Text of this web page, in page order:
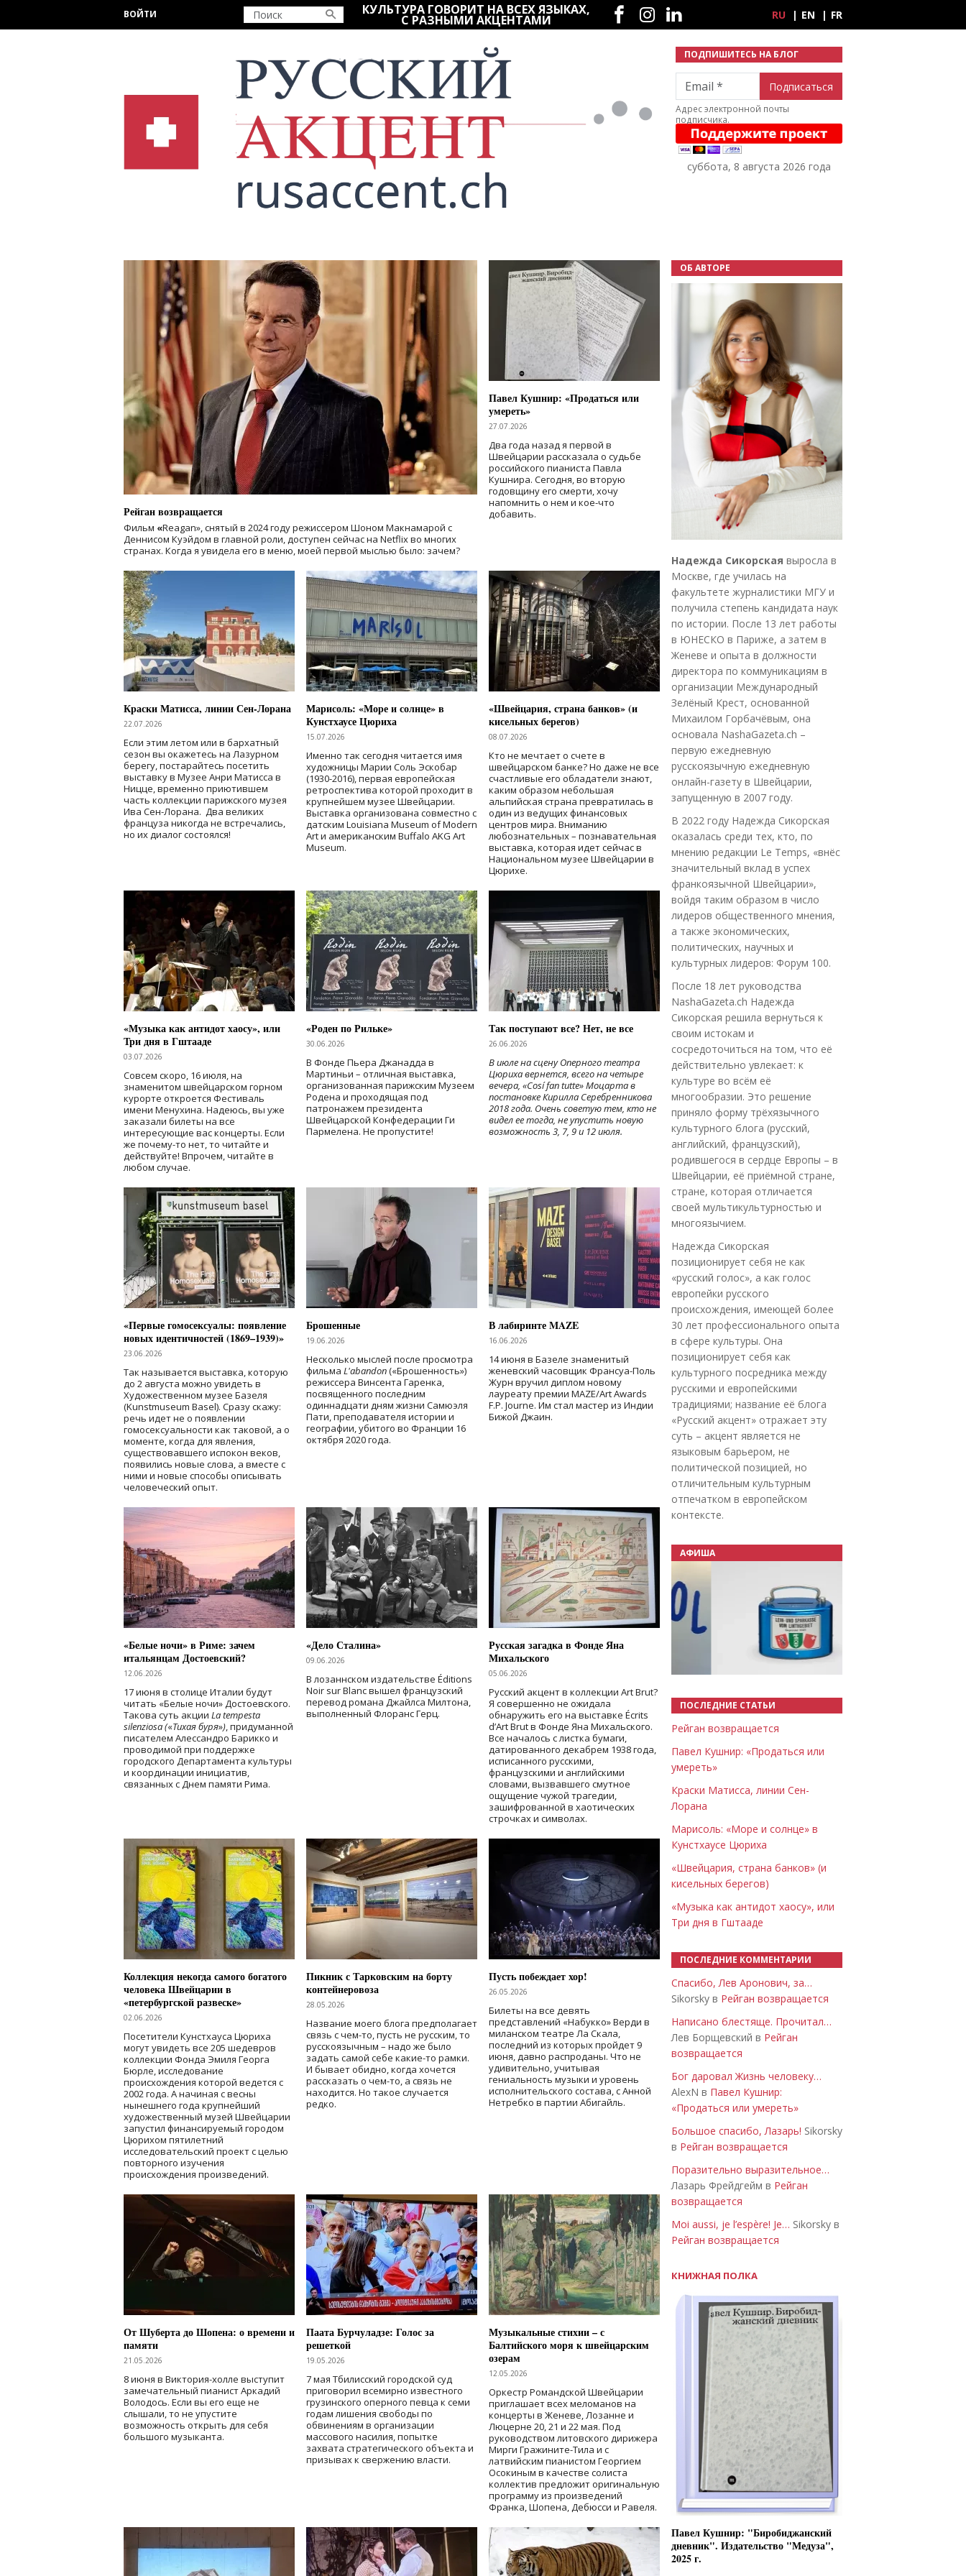
ВОЙТИ КУЛЬТУРА ГОВОРИТ НА ВСЕХ ЯЗЫКАХ,
С РАЗНЫМИ АКЦЕНТАМИ
Социальные сети
RU EN FR
ПОДПИШИТЕСЬ НА БЛОГ
Email
Адрес электронной почты
подписчика.
суббота, 8 августа 2026 года
Рейган возвращается
Фильм «Reagan», снятый в 2024 годурежиссером Шоном Макнамарой с
Деннисом Куэйдом в главной роли, доступен сейчас на Netflix во многих
странах. Когда я увидела его в меню, моей первой мыслью было: зачем?
Павел Кушнир: «Продаться или
умереть»
27.07.2026
Два года назад я первой в
Швейцарии рассказала о судьбе
российского пианиста Павла
Кушнира. Сегодня, во вторую
годовщину его смерти, хочу
напомнить о нем и кое-что
добавить.
Краски Матисса, линии Сен-Лорана
22.07.2026
Если этим летом или в бархатный
сезон вы окажетесь на Лазурном
берегу, постарайтесь посетить
выставку в Музее Анри Матисса в
Ницце, временно приютившем
часть коллекции парижского музея
Ива Сен-Лорана. Два великих
француза никогда не встречались,
но их диалог состоялся!
Марисоль: «Море и солнце» в
Кунстхаусе Цюриха
15.07.2026
Именно так сегодня читается имя
художницы Марии Соль Эскобар
(1930-2016), первая европейская
ретроспектива которой проходит в
крупнейшем музее Швейцарии.
Выставка организована совместно с
датским Louisiana Museum of Modern
Art и американским Buffalo AKG Art
Museum.
«Швейцария, страна банков» (и
кисельных берегов)
08.07.2026
Кто не мечтает о счете в
швейцарском банке? Но даже не все
счастливые его обладатели знают,
каким образом небольшая
альпийская страна превратилась в
один из ведущих финансовых
центров мира. Вниманию
любознательных – познавательная
выставка, которая идет сейчас в
Национальном музее Швейцарии в
Цюрихе.
«Музыка как антидот хаосу», или
Три дня в Гштааде
03.07.2026
Совсем скоро, 16 июля, на
знаменитом швейцарском горном
курорте откроется Фестиваль
имени Менухина. Надеюсь, вы уже
заказали билеты на все
интересующие вас концерты. Если
же почему-то нет, то читайте и
действуйте! Впрочем, читайте в
любом случае.
«Роден по Рильке»
30.06.2026
В Фонде Пьера Джанадда в
Мартиньи – отличная выставка,
организованная парижским Музеем
Родена и проходящая под
патронажем президента
Швейцарской Конфедерации Ги
Пармелена. Не пропустите!
Так поступают все? Нет, не все
26.06.2026
В июле на сцену Оперного театра
Цюриха вернется, всего на четыре
вечера, «Cosí fan tutte» Моцарта в
постановке Кирилла Серебренникова
2018 года. Очень советую тем, кто не
видел ее тогда, не упустить новую
возможность 3, 7, 9 и 12 июля.
«Первые гомосексуалы: появление
новых идентичностей (1869–1939)»
23.06.2026
Так называется выставка, которую
до 2 августа можно увидеть в
Художественном музее Базеля
(Kunstmuseum Basel). Сразу скажу:
речь идет не о появлении
гомосексуальности как таковой, а о
моменте, когда для явления,
существовавшего испокон веков,
появились новые слова, а вместе с
ними и новые способы описывать
человеческий опыт.
Брошенные
19.06.2026
Несколько мыслей после просмотра
фильма L'abandon(«Брошенность»)
режиссера Винсента Гаренка,
посвященного последним
одиннадцати дням жизни Самюэля
Пати, преподавателя истории и
географии, убитого во Франции 16
октября 2020 года.
В лабиринте MAZE
16.06.2026
14 июня в Базеле знаменитый
женевский часовщик Франсуа-Поль
Журн вручил диплом новому
лауреату премии MAZE/Art Awards
F.P. Journe. Им стал мастер из Индии
Бижой Джаин.
«Белые ночи» в Риме: зачем
итальянцам Достоевский?
12.06.2026
17 июня в столице Италии будут
читать «Белые ночи» Достоевского.
Такова суть акции La tempesta
silenziosa («Тихая буря»), придуманной
писателем Алессандро Барикко и
проводимой при поддержке
городского Департамента культуры
и координации инициатив,
связанных с Днем памяти Рима.
«Дело Сталина»
09.06.2026
В лозаннском издательстве Éditions
Noir sur Blanc вышел французский
перевод романа Джайлса Милтона,
выполненный Флоранс Герц.
Русская загадка в Фонде Яна
Михальского
05.06.2026
Русский акцент в коллекции Art Brut?
Я совершенно не ожидала
обнаружить его на выставке Écrits
d’Art Brut в Фонде Яна Михальского.
Все началось с листка бумаги,
датированного декабрем 1938 года,
исписанного русскими,
французскими и английскими
словами, вызвавшего смутное
ощущение чужой трагедии,
зашифрованной в хаотических
строчках и символах.
Коллекция некогда самого богатого
человека Швейцарии в
«петербургской развеске»
02.06.2026
Посетители Кунстхауса Цюриха
могут увидеть все 205 шедевров
коллекции Фонда Эмиля Георга
Бюрле, исследование
происхождения которой ведется с
2002 года. А начиная с весны
нынешнего года крупнейший
художественный музей Швейцарии
запустил финансируемый городом
Цюрихом пятилетний
исследовательский проект с целью
повторного изучения
происхождения произведений.
Пикник с Тарковским на борту
контейнеровоза
28.05.2026
Название моего блога предполагает
связь с чем-то, пусть не русским, то
русскоязычным – надо же было
задать самой себе какие-то рамки.
И бывает обидно, когда хочется
рассказать о чем-то, а связь не
находится. Но такое случается
редко.
Пусть побеждает хор!
26.05.2026
Билеты на все девять
представлений «Набукко» Верди в
миланском театре Ла Скала,
последний из которых пройдет 9
июня, давно распроданы. Что не
удивительно, учитывая
гениальность музыки и уровень
исполнительского состава, с Анной
Нетребко в партии Абигайль.
От Шуберта до Шопена: о времени и
памяти
21.05.2026
8 июня в Виктория-холле выступит
замечательный пианист Аркадий
Володось. Если вы его еще не
слышали, то не упустите
возможность открыть для себя
большого музыканта.
Паата Бурчуладзе: Голос за
решеткой
19.05.2026
7 мая Тбилисский городской суд
приговорил всемирно известного
грузинского оперного певца к семи
годам лишения свободы по
обвинениям в организации
массового насилия, попытке
захвата стратегического объекта и
призывах к свержению власти.
Музыкальные стихии – с
Балтийского моря к швейцарским
озерам
12.05.2026
Оркестр Романдской Швейцарии
приглашает всех меломанов на
концерты в Женеве, Лозанне и
Люцерне 20, 21 и 22 мая. Под
руководством литовского дирижера
Мирги Гражините-Тила и с
латвийским пианистом Георгием
Осокиным в качестве солиста
коллектив предложит оригинальную
программу из произведений
Франка, Шопена, Дебюсси и Равеля.
ОБ АВТОРЕ
Надежда Сикорская выросла в
Москве, где училась на
факультете журналистики МГУ и
получила степень кандидата наук
по истории. После 13 лет работы
в ЮНЕСКО в Париже, а затем в
Женеве и опыта в должности
директора по коммуникациям в
организации Международный
Зелёный Крест, основанной
Михаилом Горбачёвым, она
основала NashaGazeta.ch –
первую ежедневную
русскоязычную ежедневную
онлайн-газету в Швейцарии,
запущенную в 2007 году.
В 2022 году Надежда Сикорская
оказалась среди тех, кто, по
мнению редакции Le Temps, «внёс
значительный вклад в успех
франкоязычной Швейцарии»,
войдя таким образом в число
лидеров общественного мнения,
а также экономических,
политических, научных и
культурных лидеров: Форум 100.
После 18 лет руководства
NashaGazeta.ch Надежда
Сикорская решила вернуться к
своим истокам и
сосредоточиться на том, что её
действительно увлекает: к
культуре во всём её
многообразии. Это решение
приняло форму трёхязычного
культурного блога (русский,
английский, французский),
родившегося в сердце Европы – в
Швейцарии, её приёмной стране,
стране, которая отличается
своей мультикультурностью и
многоязычием.
Надежда Сикорская
позиционирует себя не как
«русский голос», а как голос
европейки русского
происхождения, имеющей более
30 лет профессионального опыта
в сфере культуры. Она
позиционирует себя как
культурного посредника между
русскими и европейскими
традициями; название её блога
«Русский акцент» отражает эту
суть – акцент является не
языковым барьером, не
политической позицией, но
отличительным культурным
отпечатком в европейском
контексте.
АФИША
ПОСЛЕДНИЕ СТАТЬИ
Рейган возвращается
Павел Кушнир: «Продаться или
умереть»
Краски Матисса, линии Сен-
Лорана
Марисоль: «Море и солнце» в
Кунстхаусе Цюриха
«Швейцария, страна банков» (и
кисельных берегов)
«Музыка как антидот хаосу», или
Три дня в Гштааде
ПОСЛЕДНИЕ КОММЕНТАРИИ
Спасибо, Лев Аронович, за…
Sikorsky в Рейган возвращается
Написано блестяще. Прочитал…
Лев Борщевский в Рейган
возвращается
Бог даровал Жизнь человеку…
AlexN в Павел Кушнир:
«Продаться или умереть»
Большое спасибо, Лазарь! Sikorsky
в Рейган возвращается
Поразительно выразительное…
Лазарь Фрейдгейм в Рейган
возвращается
Moi aussi, je l’espère! Je… Sikorsky в
Рейган возвращается
КНИЖНАЯ ПОЛКА
Павел Кушнир: "Биробиджанский
дневник". Издательство "Медуза",
2025 г.